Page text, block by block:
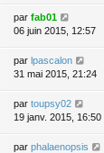
par fab01
06 juin 2015, 12:57
par lpascalon
31 mai 2015, 21:24
par toupsy02
19 janv. 2015, 16:50
par phalaenopsis